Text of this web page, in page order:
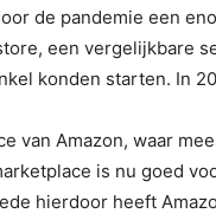
de pandemie een
een vergelijkbare
konden starten. In
van Amazon, waar
is nu goed
hierdoor heeft